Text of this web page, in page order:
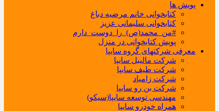
پویش ها
کتابخوانی خانم مرضیه دباغ
کتابخوانی سلیمانی عزیز
#من_محمد(ص)_را_دوست_دارم
پویش کتابخوانی در منزل
معرفی شرکتهای گروه سایپا
شرکت مالیبل سایپا
شرکت طیف سایپا
شرکت زامیاد
شرکت بن رو سایپا
مهندسی توسعه سایپا(سیکو)
همراه خودرو سایپا